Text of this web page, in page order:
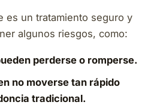
es un tratamiento seguro y
algunos riesgos, como:
perderse o romperse.
no moverse tan rápido
tradicional.